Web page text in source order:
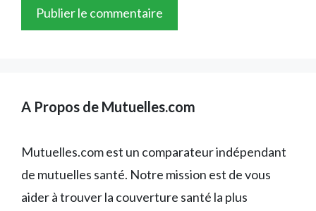
A Propos de Mutuelles.com
Mutuelles.com est un comparateur indépendant
de mutuelles santé. Notre mission est de vous
aider à trouver la couverture santé la plus